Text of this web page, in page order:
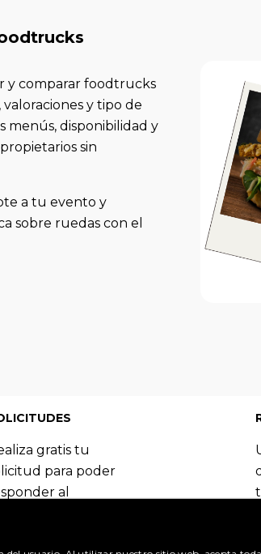
y comparar foodtrucks
y tipo de
menús, disponibilidad y
sin
a tu evento y
sobre ruedas con el
gratis tu
para poder
al